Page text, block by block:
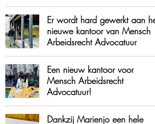
Er wordt hard gewerkt aan het
nieuwe kantoor van Mensch
Arbeidsrecht Advocatuur
Een nieuw kantoor voor
Mensch Arbeidsrecht
Advocatuur!
Dankzij Marienjo een hele